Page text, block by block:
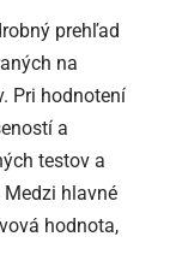
prehľad
na
Pri hodnotení
a
testov a
hlavné
hodnota,